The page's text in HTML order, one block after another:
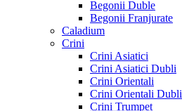
Begonii Duble
Begonii Franjurate
Caladium
Crini
Crini Asiatici
Crini Asiatici Dubli
Crini Orientali
Crini Orientali Dubli
Crini Trumpet